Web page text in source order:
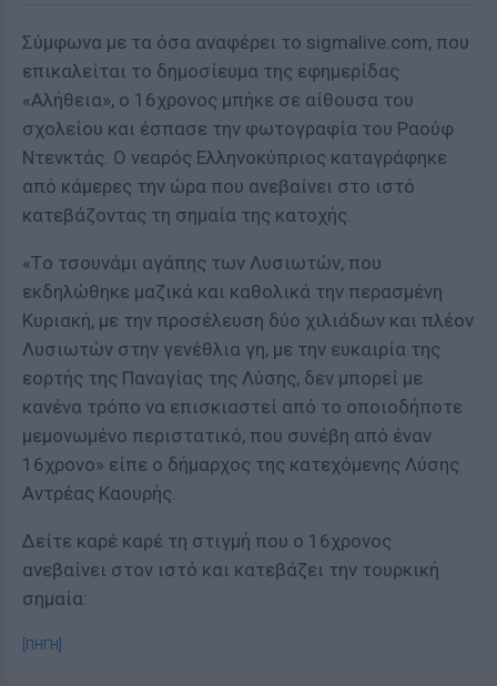
Σύμφωνα με τα όσα αναφέρει το sigmalive.com, που
επικαλείται το δημοσίευμα της εφημερίδας
«Αλήθεια», ο 16χρονος μπήκε σε αίθουσα του
σχολείου και έσπασε την φωτογραφία του Ραούφ
Ντενκτάς. Ο νεαρός Ελληνοκύπριος καταγράφηκε
από κάμερες την ώρα που ανεβαίνει στο ιστό
κατεβάζοντας τη σημαία της κατοχής.
«Tο τσουνάμι αγάπης των Λυσιωτών, που
εκδηλώθηκε μαζικά και καθολικά την περασμένη
Κυριακή, με την προσέλευση δύο χιλιάδων και πλέον
Λυσιωτών στην γενέθλια γη, με την ευκαιρία της
εορτής της Παναγίας της Λύσης, δεν μπορεί με
κανένα τρόπο να επισκιαστεί από το οποιοδήποτε
μεμονωμένο περιστατικό, που συνέβη από έναν
16χρονο» είπε ο δήμαρχος της κατεχόμενης Λύσης
Αντρέας Καουρής.
Δείτε καρέ καρέ τη στιγμή που ο 16χρονος
ανεβαίνει στον ιστό και κατεβάζει την τουρκική
σημαία:
[ΠΗΓΗ]